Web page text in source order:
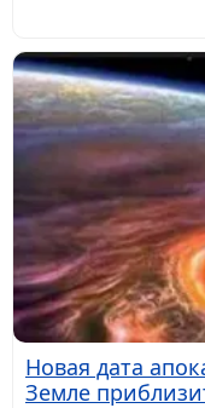
Новая дата
Земле